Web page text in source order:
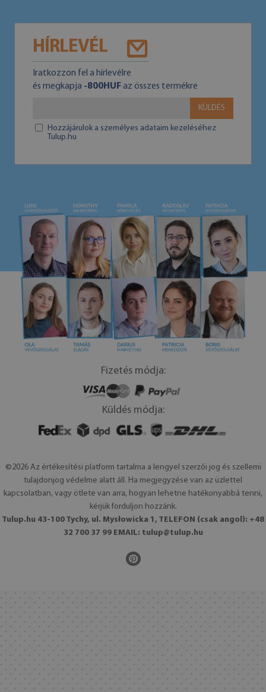
HÍRLEVÉL
Iratkozzon fel a hírlevélre
és megkapja -800HUFaz összes termékre
KÜLDÉS
Hozzájárulok a személyes adataim kezeléséhez
Tulup.hu
Fizetés módja:
Küldés módja:
©2026 Az értékesítési platform tartalma a lengyel szerzői jog és szellemi
tulajdonjog védelme alatt áll. Ha megjegyzése van az üzlettel
kapcsolatban, vagy ötlete van arra, hogyan lehetne hatékonyabbá tenni,
kérjük forduljon hozzánk.
Tulup.hu 43-100 Tychy, ul. Mysłowicka 1, TELEFON (csak angol): +48
32 700 37 99 EMAIL: tulup@tulup.hu